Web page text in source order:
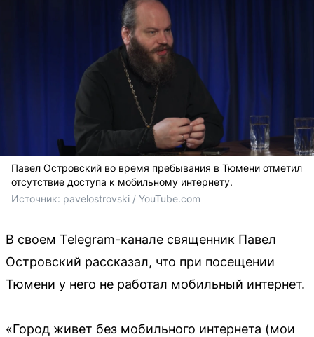
Павел Островский во время пребывания в Тюмени отметил
отсутствие доступа к мобильному интернету.
Источник: pavelostrovski / YouTube.com
В своем Telegram-канале священник Павел
Островский рассказал, что при посещении
Тюмени у него не работал мобильный интернет.
«Город живет без мобильного интернета (мои